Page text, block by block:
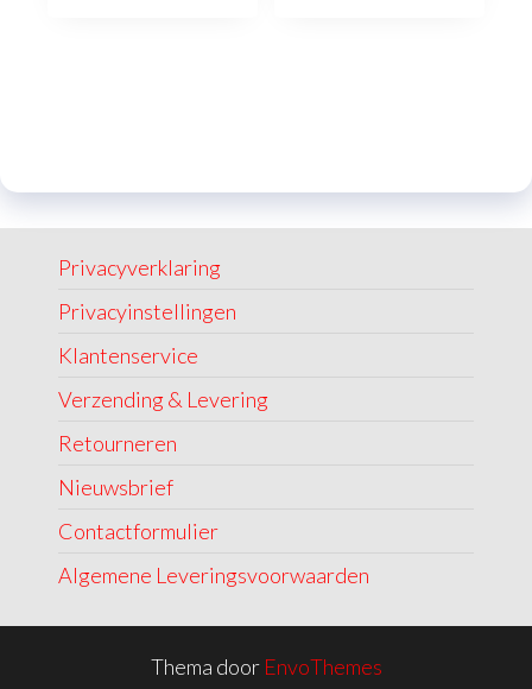
Privacyverklaring
Privacyinstellingen
Klantenservice
Verzending & Levering
Retourneren
Nieuwsbrief
Contactformulier
Algemene Leveringsvoorwaarden
Thema door EnvoThemes